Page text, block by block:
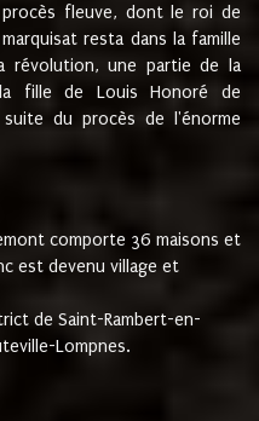
fleuve, dont le roi de
resta dans la famille
la révolution, une partie de la
fille de Louis Honoré de
suite du procès de l'énorme
comporte 36 maisons et
est devenu village et
de Saint-Rambert-en-
Lompnes.